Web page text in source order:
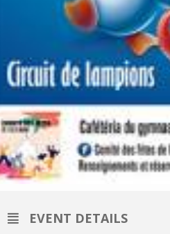
EVENT DETAILS